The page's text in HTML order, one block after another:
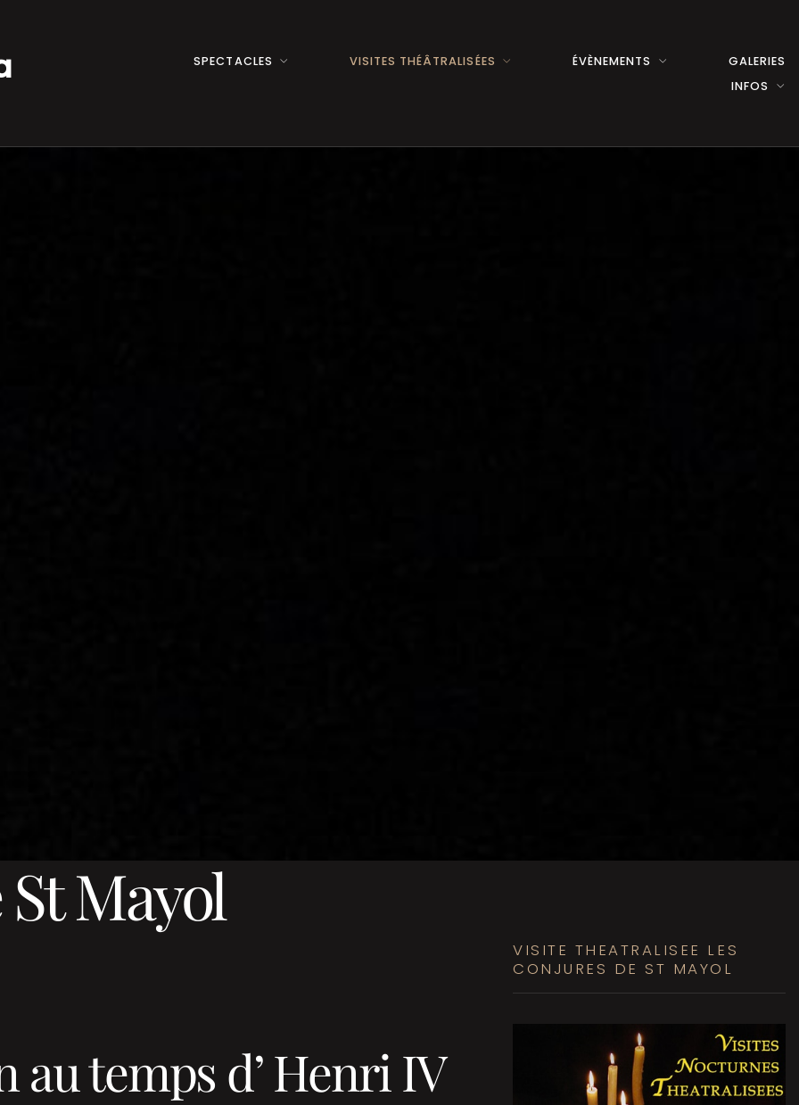
SPECTACLES VISITES THÉÂTRALISÉES ÉVÈNEMENTS
GALERIES
INFOS
Mayol
temps d’ Henri IV
VISITE THEATRALISEE LES
CONJURES DE ST MAYOL